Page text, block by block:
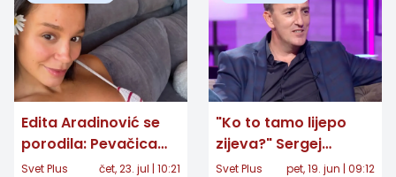
Edita Aradinović se
porodila: Pevačica
objavila prvu
Svet Plus čet, 23. jul | 10:21
"Ko to tamo lijepo
zijeva?" Sergej
Ćetković posle 40
Svet Plus pet, 19. jun | 09:12